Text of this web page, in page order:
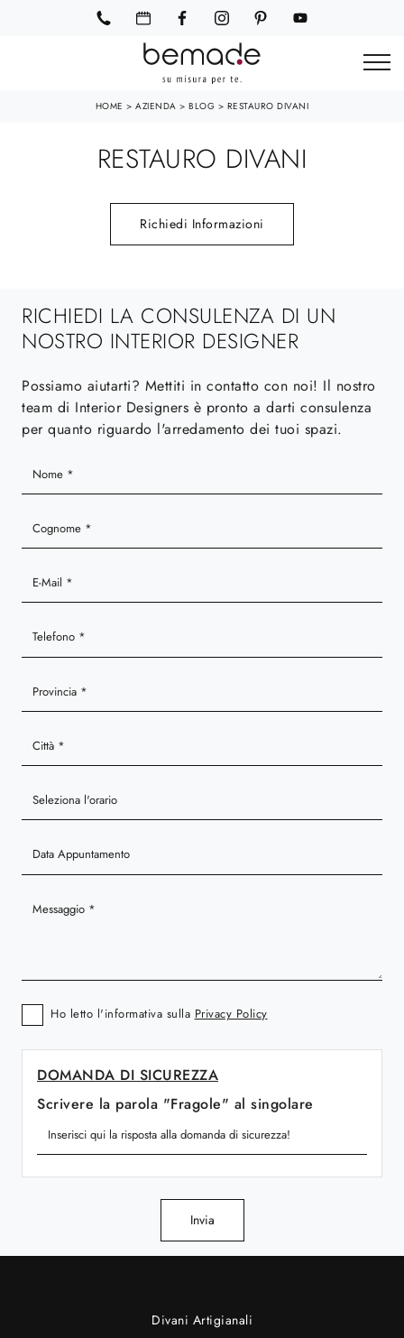
HOME >AZIENDA >BLOG > RESTAURO DIVANI
RESTAURO DIVANI
Richiedi Informazioni
RICHIEDI LA CONSULENZA DI UN
NOSTRO INTERIOR DESIGNER
Possiamo aiutarti? Mettiti in contatto con noi! Il nostro
team di Interior Designers è pronto a darti consulenza
per quanto riguardo l'arredamento dei tuoi spazi.
Ho letto l'informativa sulla Privacy Policy
DOMANDA DI SICUREZZA
Scrivere la parola "Fragole" al singolare
Invia
Divani Artigianali